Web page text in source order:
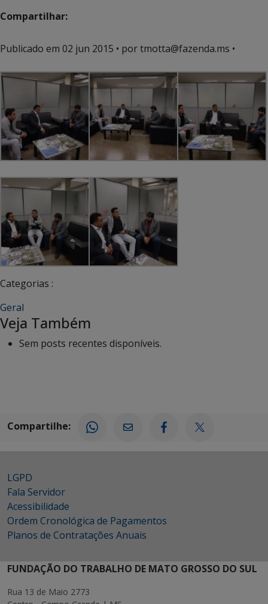
Compartilhar:
Publicado em 02 jun 2015 • por tmotta@fazenda.ms •
Categorias :
Geral
Veja Também
Sem posts recentes disponíveis.
Compartilhe:
LGPD
Fala Servidor
Acessibilidade
Ordem Cronológica de Pagamentos
Planos de Contratações Anuais
FUNDAÇÃO DO TRABALHO DE MATO GROSSO DO SUL
Rua 13 de Maio 2773